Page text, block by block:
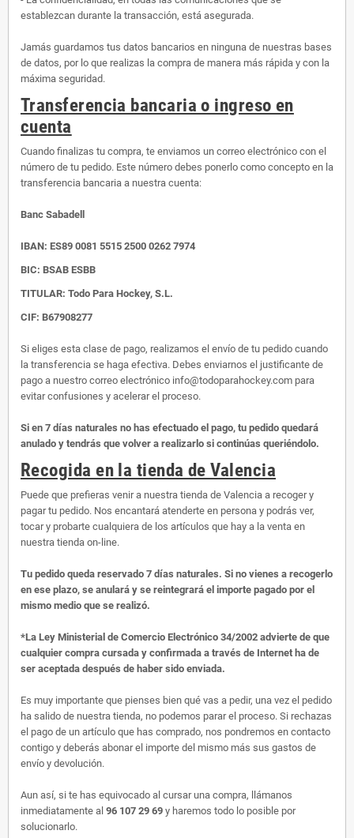
establezcan durante la transacción, está asegurada.
Jamás guardamos tus datos bancarios en ninguna de nuestras bases
de datos, por lo que realizas la compra de manera más rápida y con la
máxima seguridad.
Transferencia bancaria o ingreso en
cuenta
Cuando finalizas tu compra, te enviamos un correo electrónico con el
número de tu pedido. Este número debes ponerlo como concepto en la
transferencia bancaria a nuestra cuenta:
Banc Sabadell
IBAN: ES89 0081 5515 2500 0262 7974
BIC: BSAB ESBB
TITULAR: Todo Para Hockey, S.L.
CIF: B67908277
Si eliges esta clase de pago, realizamos el envío de tu pedido cuando
la transferencia se haga efectiva. Debes enviarnos el justificante de
pago a nuestro correo electrónico info@todoparahockey.com para
evitar confusiones y acelerar el proceso.
Si en 7 días naturales no has efectuado el pago, tu pedido quedará
anulado y tendrás que volver a realizarlo si continúas queriéndolo.
Recogida en la tienda de Valencia
Puede que prefieras venir a nuestra tienda de Valencia a recoger y
pagar tu pedido. Nos encantará atenderte en persona y podrás ver,
tocar y probarte cualquiera de los artículos que hay a la venta en
nuestra tienda on-line.
Tu pedido queda reservado 7 días naturales. Si no vienes a recogerlo
en ese plazo, se anulará y se reintegrará el importe pagado por el
mismo medio que se realizó.
*La Ley Ministerial de Comercio Electrónico 34/2002 advierte de que
cualquier compra cursada y confirmada a través de Internet ha de
ser aceptada después de haber sido enviada.
Es muy importante que pienses bien qué vas a pedir, una vez el pedido
ha salido de nuestra tienda, no podemos parar el proceso. Si rechazas
el pago de un artículo que has comprado, nos pondremos en contacto
contigo y deberás abonar el importe del mismo más sus gastos de
envío y devolución.
Aun así, si te has equivocado al cursar una compra, llámanos
inmediatamente al 96 107 29 69 y haremos todo lo posible por
solucionarlo.